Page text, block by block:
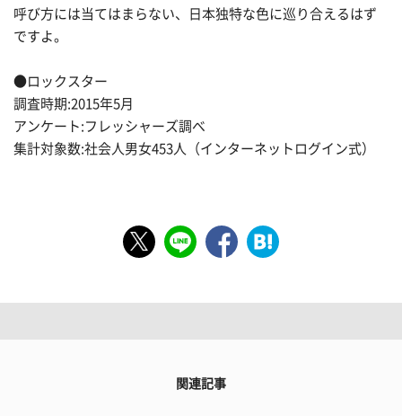
呼び方には当てはまらない、日本独特な色に巡り合えるはず
ですよ。
●ロックスター
調査時期:2015年5月
アンケート:フレッシャーズ調べ
集計対象数:社会人男女453人（インターネットログイン式）
関連記事